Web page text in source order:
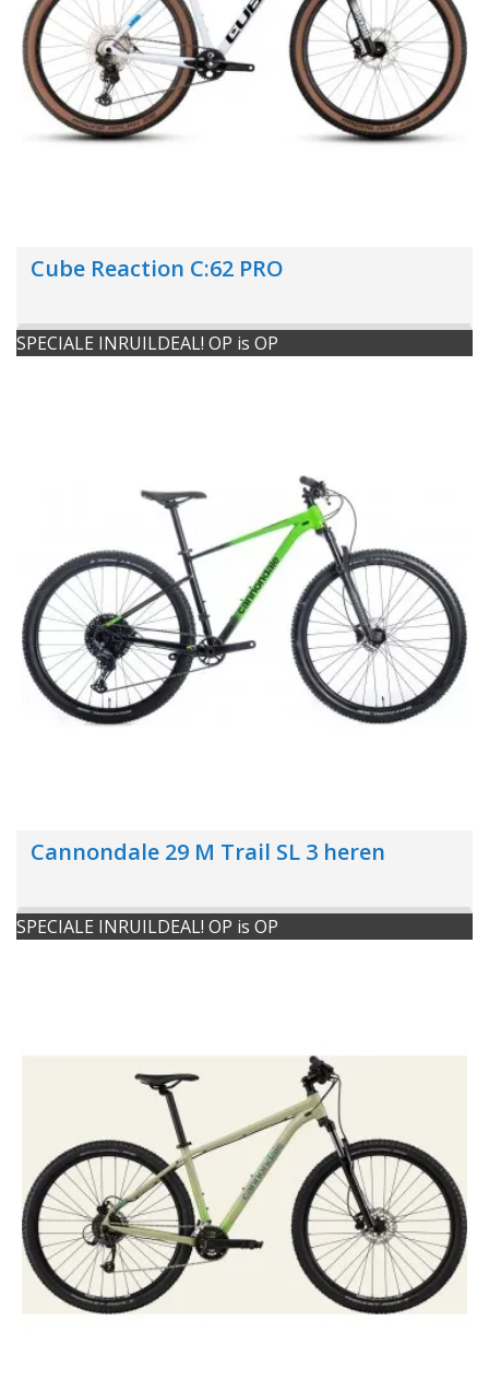
Cube Reaction C:62 PRO
SPECIALE INRUILDEAL! OP is OP
Cannondale 29 M Trail SL 3 heren
SPECIALE INRUILDEAL! OP is OP